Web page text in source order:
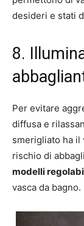
desideri e stati
8.
Per evitare
diffusa e
smerigliato ha il
rischio di
modelli
vasca da bagno.